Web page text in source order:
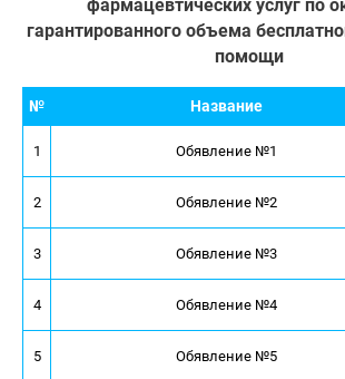
фармацевтических услуг по
гарантированного объема
помощи
№ Название
1 Обявление №1
2 Обявление №2
3 Обявление №3
4 Обявление №4
5 Обявление №5